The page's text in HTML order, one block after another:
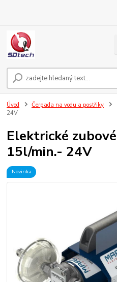
Úvod Čerpada na vodu a postřiky
24V
Elektrické
15l/min.- 24V
Novinka